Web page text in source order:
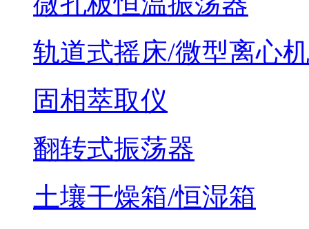
轨道式摇床/微型离心机
固相萃取仪
翻转式振荡器
土壤干燥箱/恒湿箱